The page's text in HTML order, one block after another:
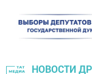
НОВОСТИ